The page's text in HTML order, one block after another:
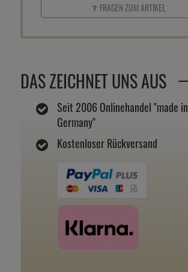
FRAGEN ZUM ARTIKEL
DAS ZEICHNET UNS AUS
Seit 2006 Onlinehandel "made in
Germany"
Kostenloser Rückversand